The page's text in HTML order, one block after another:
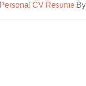
Personal CV ResumeBy